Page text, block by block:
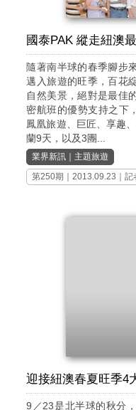
國泰PAK 縱走紐澳
隨著南半球的春季腳步
邁入旅遊的旺季，百花
自然美景，絕對是最佳
密航班的優勢支持之下
鳳凰旅遊、巨匠、享趣
蘭9天，以及3團...
業界新訊 ｜ 主題旅遊
第250期 ｜2013.09.23｜記
迎接紐澳春夏旺季4
9／23是北半球的秋分